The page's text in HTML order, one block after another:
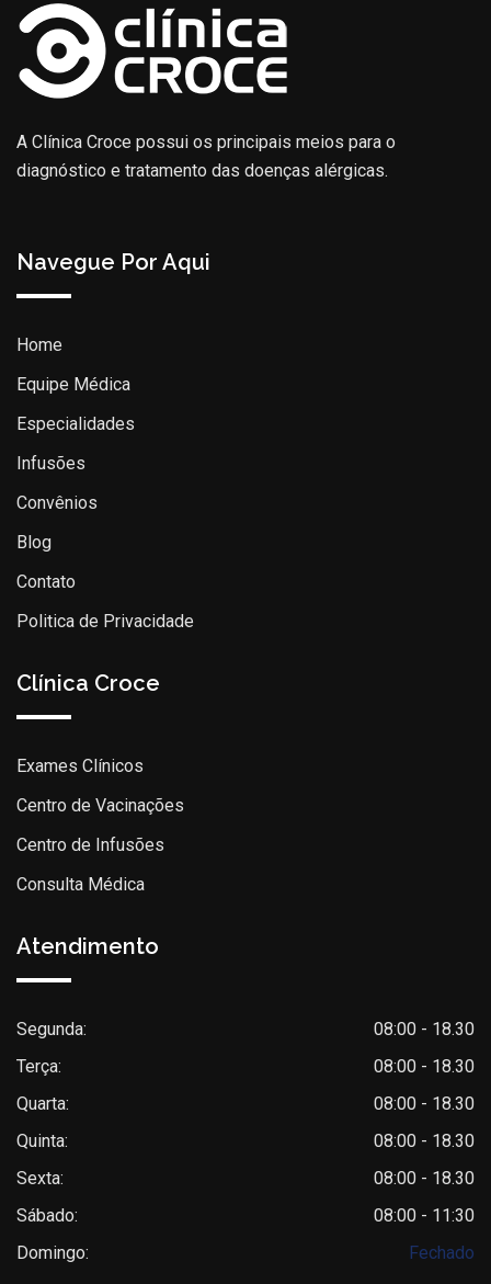
A Clínica Croce possui os principais meios para o
diagnóstico e tratamento das doenças alérgicas.
Navegue Por Aqui
Home
Equipe Médica
Especialidades
Infusões
Convênios
Blog
Contato
Politica de Privacidade
Clínica Croce
Exames Clínicos
Centro de Vacinações
Centro de Infusões
Consulta Médica
Atendimento
Segunda:
08:00 - 18.30
Terça:
08:00 - 18.30
Quarta:
08:00 - 18.30
Quinta:
08:00 - 18.30
Sexta:
08:00 - 18.30
Sábado:
08:00 - 11:30
Domingo:
Fechado